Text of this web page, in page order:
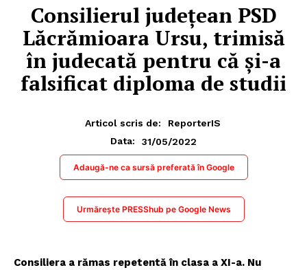
Consilierul județean PSD
Lăcrămioara Ursu, trimisă
în judecată pentru că și-a
falsificat diploma de studii
Articol scris de:
ReporterIS
Data:
31/05/2022
Adaugă-ne ca sursă preferată în Google
Urmărește PRESShub pe Google News
Consiliera a rămas repetentă în clasa a XI-a. Nu